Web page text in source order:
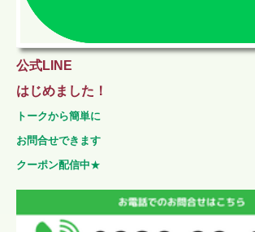
公式LINE
はじめました！
トークから簡単に
お問合せできます
クーポン配信中★